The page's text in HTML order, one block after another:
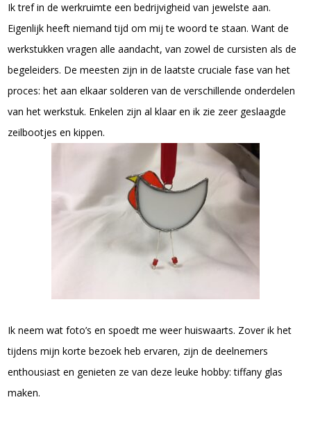
Ik tref in de werkruimte een bedrijvigheid van jewelste aan.
Eigenlijk heeft niemand tijd om mij te woord te staan. Want de
werkstukken vragen alle aandacht, van zowel de cursisten als de
begeleiders. De meesten zijn in de laatste cruciale fase van het
proces: het aan elkaar solderen van de verschillende onderdelen
van het werkstuk. Enkelen zijn al klaar en ik zie zeer geslaagde
zeilbootjes en kippen.
Ik neem wat foto’s en spoedt me weer huiswaarts. Zover ik het
tijdens mijn korte bezoek heb ervaren, zijn de deelnemers
enthousiast en genieten ze van deze leuke hobby: tiffany glas
maken.